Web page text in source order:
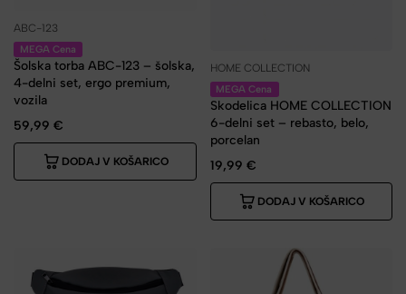
ABC-123
MEGA Cena
Šolska torba ABC-123 – šolska,
4-delni set, ergo premium,
vozila
59,99 €
DODAJ V KOŠARICO
HOME COLLECTION
MEGA Cena
Skodelica HOME COLLECTION
6-delni set – rebasto, belo,
porcelan
19,99 €
DODAJ V KOŠARICO